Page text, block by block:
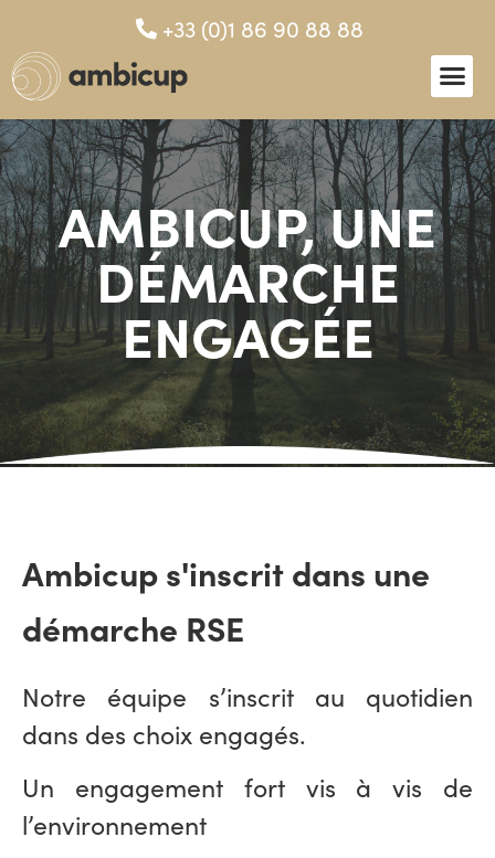
+33 (0)1 86 90 88 88
AMBICUP, UNE
DÉMARCHE
ENGAGÉE
Ambicup s'inscrit dans une
démarche RSE
Notre équipe s’inscrit au quotidien
dans des choix engagés.
Un engagement fort vis à vis de
l’environnement